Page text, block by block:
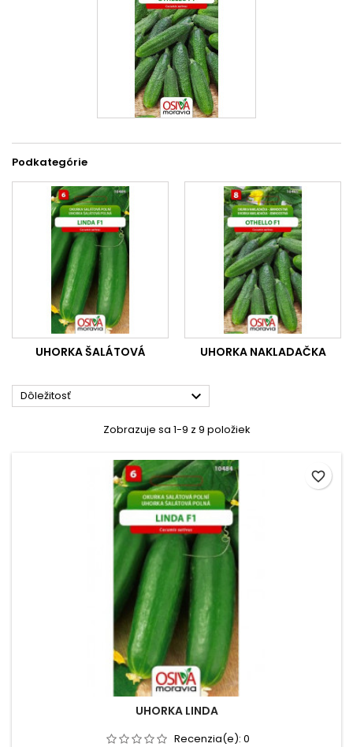
Podkategórie
UHORKA ŠALÁTOVÁ UHORKA NAKLADAČKA
Dôležitosť 
Zobrazuje sa 1-9 z 9 položiek
UHORKA LINDA
Recenzia(e): 0
favorite_border